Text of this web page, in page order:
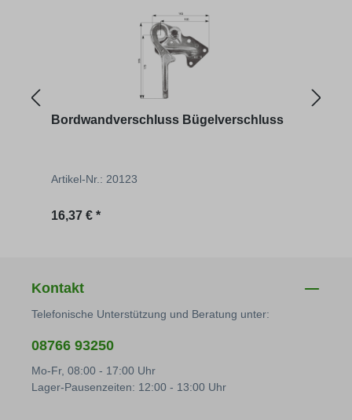
Bordwandverschluss Bügelverschluss
Artikel-Nr.: 20123
Regulärer Preis:
16,37 € *
Kontakt
Telefonische Unterstützung und Beratung unter:
08766 93250
Mo-Fr, 08:00 - 17:00 Uhr
Lager-Pausenzeiten: 12:00 - 13:00 Uhr